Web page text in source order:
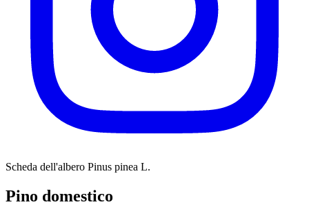
Scheda dell'albero Pinus pinea L.
Pino domestico